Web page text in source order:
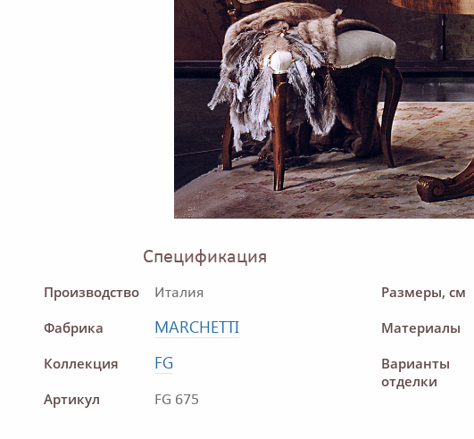
Спецификация
Производство Италия
Фабрика MARCHETTI
Коллекция FG
Артикул FG 675
Размеры, см
Материалы
Варианты
отделки